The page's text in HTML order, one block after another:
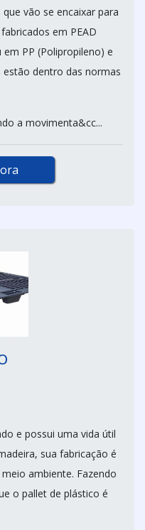
vão se encaixar para
em PEAD
PP (Polipropileno) e
dentro das normas
a movimenta&cc...
e possui uma vida útil
sua fabricação é
ambiente. Fazendo
o pallet de plástico é